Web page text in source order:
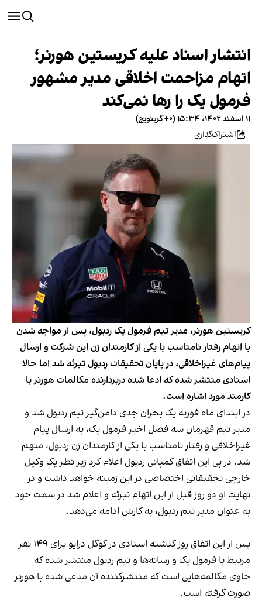
انتشار اسناد علیه کریستین هورنر؛
اتهام مزاحمت اخلاقی مدیر مشهور
فرمول یک را رها نمی‌کند
۱۱ اسفند ۱۴۰۲، ۱۵:۳۴ (‎+۰ گرینویچ)
اشتراک‌گذاری
کریستین هورنر، مدیر تیم فرمول یک ردبول، پس از مواجه شدن
با اتهام رفتار نامناسب با یکی از کارمندان زن این شرکت و ارسال
پیام‌های غیراخلاقی، در پایان تحقیقات ردبول تبرئه شد اما حالا
اسنادی منتشر شده که ادعا شده دربردارنده مکالمات هورنر با
کارمند مورد اشاره است.
در ابتدای ماه فوریه یک بحران جدی دامن‌گیر تیم ردبول شد و
مدیر تیم قهرمان سه فصل اخیر فرمول یک، به ارسال پیام
غیراخلاقی و رفتار نامناسب با یکی از کارمندان زن ردبول، متهم
شد. در پی این اتفاق کمپانی ردبول اعلام کرد زیر نظر یک وکیل
خارجی تحقیقاتی اختصاصی در این زمینه خواهد داشت و در
نهایت او دو روز قبل از این اتهام تبرئه و اعلام شد در سمت خود
به عنوان مدیر تیم ردبول، به کارش ادامه می‌دهد.
پس از این اتفاق روز گذشته اسنادی در گوگل درایو برای ۱۴۹ نفر
مرتبط با فرمول یک و رسانه‌ها و تیم ردبول منتشر شده که
حاوی مکالمه‌هایی است که منتشرکننده آن مدعی شده با هورنر
صورت گرفته است.